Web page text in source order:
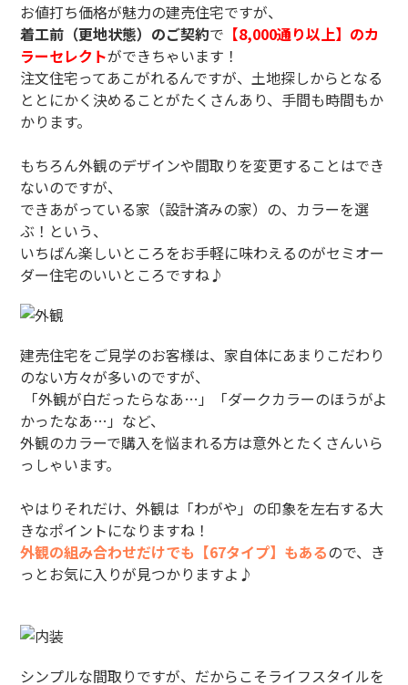
お値打ち価格が魅力の建売住宅ですが、
着工前（更地状態）のご契約で 【8,000通り以上】のカ
ラーセレクトができちゃいます！
注文住宅ってあこがれるんですが、土地探しからとなる
ととにかく決めることがたくさんあり、手間も時間もか
かります。
もちろん外観のデザインや間取りを変更することはでき
ないのですが、
できあがっている家（設計済みの家）の、カラーを選
ぶ！という、
いちばん楽しいところをお手軽に味わえるのがセミオー
ダー住宅のいいところですね♪
建売住宅をご見学のお客様は、家自体にあまりこだわり
のない方々が多いのですが、
「外観が白だったらなあ…」「ダークカラーのほうがよ
かったなあ…」など、
外観のカラーで購入を悩まれる方は意外とたくさんいら
っしゃいます。
やはりそれだけ、外観は「わがや」の印象を左右する大
きなポイントになりますね！
外観の組み合わせだけでも【67タイプ】もあるので、き
っとお気に入りが見つかりますよ♪
シンプルな間取りですが、だからこそライフスタイルを